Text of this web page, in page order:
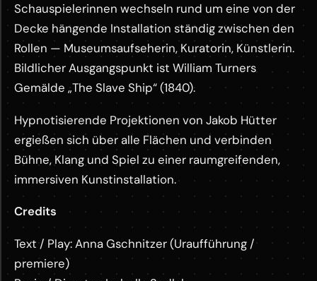
Schauspielerinnen wechseln rund um eine von der
Decke hängende Installation ständig zwischen den
Rollen — Museumsaufseherin, Kuratorin, Künstlerin.
Bildlicher Ausgangspunkt ist William Turners
Gemälde „The Slave Ship“ (1840).
Hypnotisierende Projektionen von Jakob Hütter
ergießen sich über alle Flächen und verbinden
Bühne, Klang und Spiel zu einer raumgreifenden,
immersiven Kunstinstallation.
Credits
Text / Play: Anna Gschnitzer (Uraufführung /
premiere)